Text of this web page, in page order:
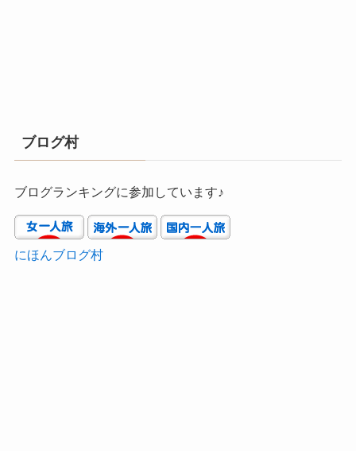
ブログ村
ブログランキングに参加しています♪
にほんブログ村